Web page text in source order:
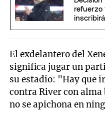
refuerzo
El exdelantero del
significa jugar un
su estadio: "Hay que
contra River con alma
no se apichona en